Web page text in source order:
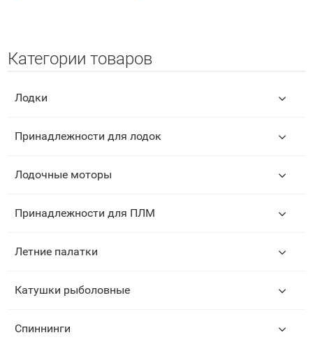
Категории товаров
Лодки
Принадлежности для лодок
Лодочные моторы
Принадлежности для ПЛМ
Летние палатки
Катушки рыболовные
Спиннинги